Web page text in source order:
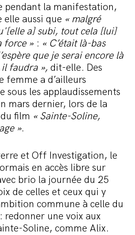
pendant la manifestation,
elle aussi que « malgré
a] subi, tout cela [lui]
force »: « C’était là-bas
que je serai encore là
faudra », dit-elle. Des
femme a d’ailleurs
sous les applaudissements
mars dernier, lors de la
film « Sainte-Soline,
».
et Off Investigation, le
en accès libre sur
brio la journée du 25
de celles et ceux qui y
commune à celle du
une voix aux
Soline, comme Alix.